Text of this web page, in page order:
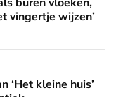
vingertje wijzen’
biedt fijne
‘Het kleine huis’